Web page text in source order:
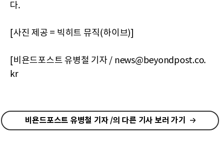
다.
[사진 제공 = 빅히트 뮤직(하이브)]
[비욘드포스트 유병철 기자 / news@beyondpost.co.
kr
비욘드포스트 유병철 기자 /의 다른 기사 보러 가기